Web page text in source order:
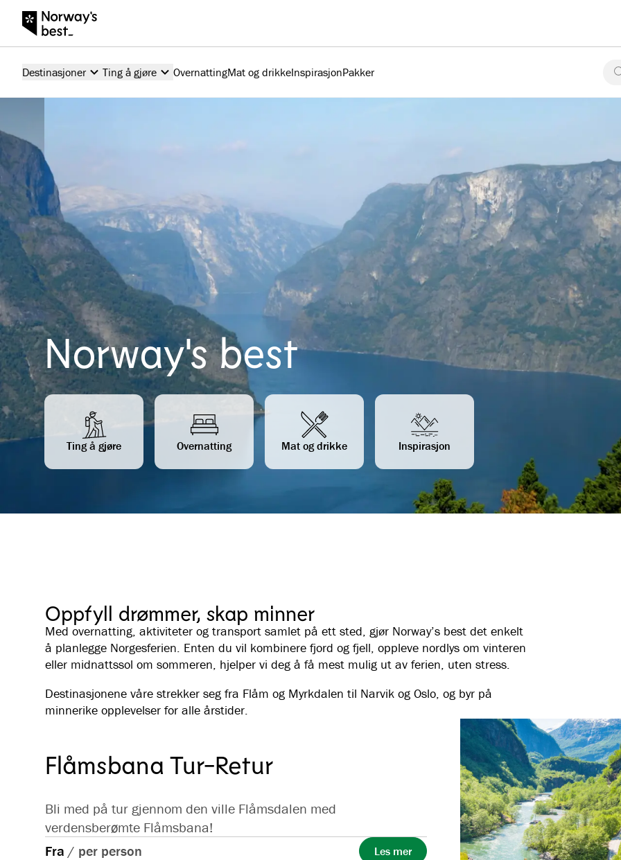
Destinasjoner Ting å gjøre OvernattingMat og drikkeInspirasjonPakker
Norway's best
Ting å gjøre Overnatting Mat og drikke Inspirasjon
Oppfyll drømmer, skap minner
Med overnatting, aktiviteter og transport samlet på ett sted, gjør Norway’s best det enkelt
å planlegge Norgesferien. Enten du vil kombinere fjord og fjell, oppleve nordlys om vinteren
eller midnattssol om sommeren, hjelper vi deg å få mest mulig ut av ferien, uten stress.
Destinasjonene våre strekker seg fra Flåm og Myrkdalen til Narvik og Oslo, og byr på
minnerike opplevelser for alle årstider.
Flåmsbana Tur-Retur
Bli med på tur gjennom den ville Flåmsdalen med
verdensberømte Flåmsbana!
Fra / per person Les mer